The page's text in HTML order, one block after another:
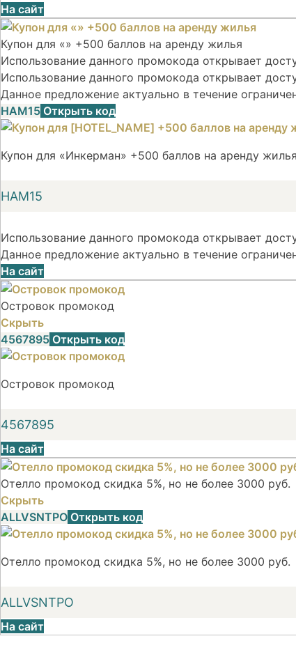
На сайт
Купон для «» +500 баллов на аренду жилья
Использование данного промокода открывает
Использование данного промокода открывает
Данное предложение актуально в течение
НАМ15 Открыть код
Купон для «Инкерман» +500 баллов на аренду жилья
НАМ15
Использование данного промокода открывает
Данное предложение актуально в течение
На сайт
Островок промокод
Скрыть
4567895 Открыть код
Островок промокод
4567895
На сайт
Отелло промокод скидка 5%, но не более 3000 руб.
Скрыть
ALLVSNTPO Открыть код
Отелло промокод скидка 5%, но не более 3000 руб.
ALLVSNTPO
На сайт